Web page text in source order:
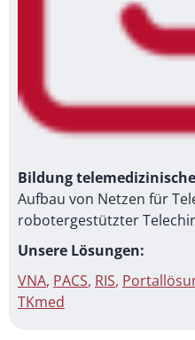
Bildung
Aufbau von Netzen für
robotergestützter
Unsere Lösungen:
VNA, PACS, RIS,
TKmed